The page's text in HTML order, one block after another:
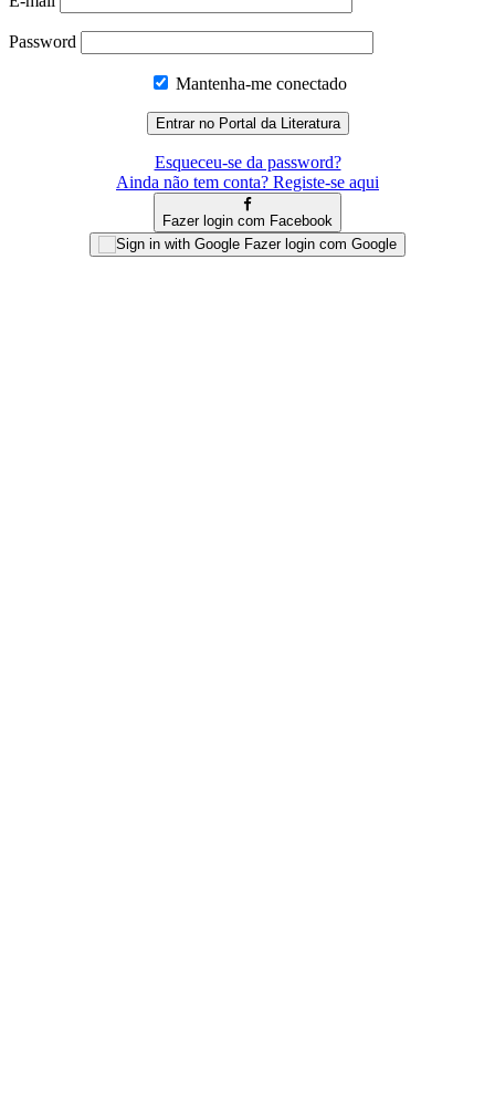
Password
Mantenha-me conectado
Esqueceu-se da password?
Ainda não tem conta? Registe-se aqui
Fazer login com Facebook
Fazer login com Google